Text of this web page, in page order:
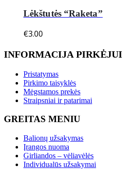
Lėkštutės “Raketa”
€3.00
INFORMACIJA PIRKĖJUI
Pristatymas
Pirkimo taisyklės
Mėgstamos prekės
Straipsniai ir patarimai
GREITAS MENIU
Balionų užsakymas
Įrangos nuoma
Girliandos – vėliavėlės
Individualūs užsakymai